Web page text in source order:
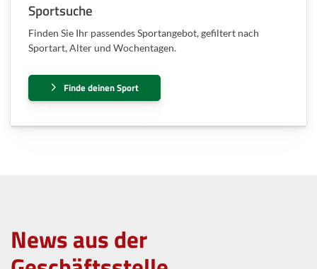
Sportsuche
Finden Sie Ihr passendes Sportangebot, gefiltert nach
Sportart, Alter und Wochentagen.
Finde deinen Sport
News aus der